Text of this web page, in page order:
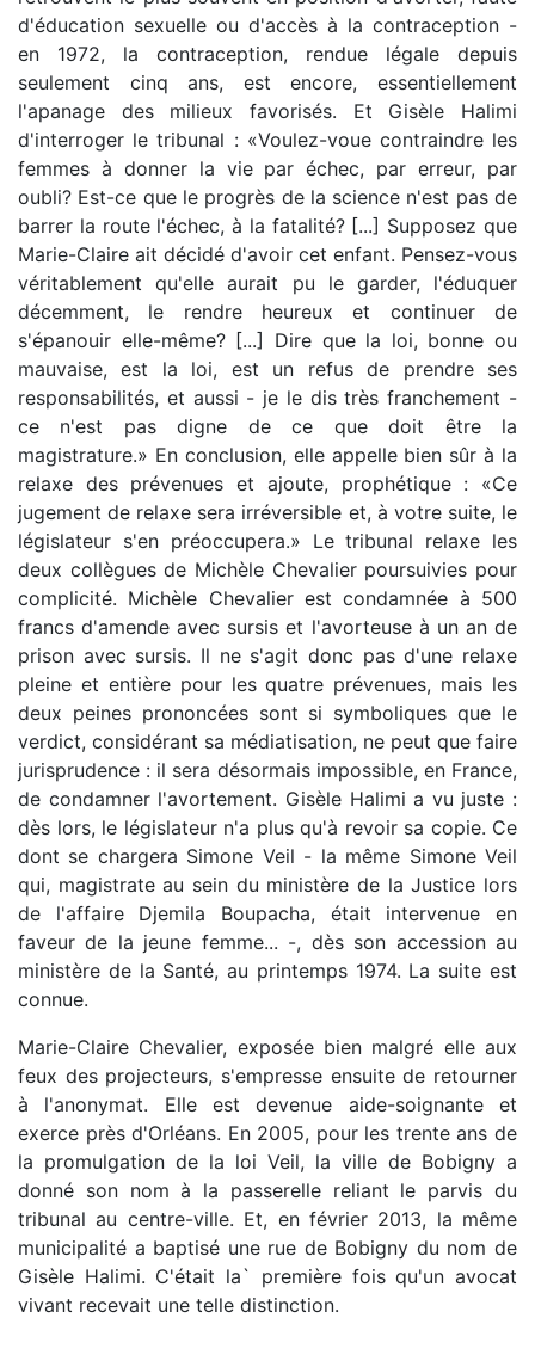
d'éducation sexuelle ou d'accès à la contraception -
en 1972, la contraception, rendue légale depuis
seulement cinq ans, est encore, essentiellement
l'apanage des milieux favorisés. Et Gisèle Halimi
d'interroger le tribunal : «Voulez-voue contraindre les
femmes à donner la vie par échec, par erreur, par
oubli? Est-ce que le progrès de la science n'est pas de
barrer la route l'échec, à la fatalité? [...] Supposez que
Marie-Claire ait décidé d'avoir cet enfant. Pensez-vous
véritablement qu'elle aurait pu le garder, l'éduquer
décemment, le rendre heureux et continuer de
s'épanouir elle-même? [...] Dire que la loi, bonne ou
mauvaise, est la loi, est un refus de prendre ses
responsabilités, et aussi - je le dis très franchement -
ce n'est pas digne de ce que doit être la
magistrature.» En conclusion, elle appelle bien sûr à la
relaxe des prévenues et ajoute, prophétique : «Ce
jugement de relaxe sera irréversible et, à votre suite, le
législateur s'en préoccupera.» Le tribunal relaxe les
deux collègues de Michèle Chevalier poursuivies pour
complicité. Michèle Chevalier est condamnée à 500
francs d'amende avec sursis et l'avorteuse à un an de
prison avec sursis. Il ne s'agit donc pas d'une relaxe
pleine et entière pour les quatre prévenues, mais les
deux peines prononcées sont si symboliques que le
verdict, considérant sa médiatisation, ne peut que faire
jurisprudence : il sera désormais impossible, en France,
de condamner l'avortement. Gisèle Halimi a vu juste :
dès lors, le législateur n'a plus qu'à revoir sa copie. Ce
dont se chargera Simone Veil - la même Simone Veil
qui, magistrate au sein du ministère de la Justice lors
de l'affaire Djemila Boupacha, était intervenue en
faveur de la jeune femme... -, dès son accession au
ministère de la Santé, au printemps 1974. La suite est
connue.
Marie-Claire Chevalier, exposée bien malgré elle aux
feux des projecteurs, s'empresse ensuite de retourner
à l'anonymat. Elle est devenue aide-soignante et
exerce près d'Orléans. En 2005, pour les trente ans de
la promulgation de la loi Veil, la ville de Bobigny a
donné son nom à la passerelle reliant le parvis du
tribunal au centre-ville. Et, en février 2013, la même
municipalité a baptisé une rue de Bobigny du nom de
Gisèle Halimi. C'était la` première fois qu'un avocat
vivant recevait une telle distinction.